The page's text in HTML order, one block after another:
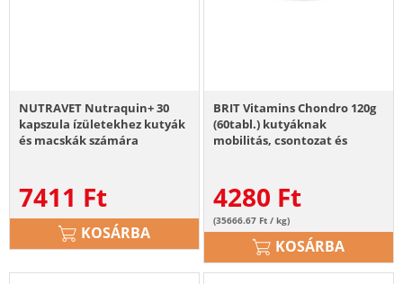
NUTRAVET Nutraquin+ 30
kapszula ízületekhez kutyák
és macskák számára
7411 Ft
KOSÁRBA
BRIT Vitamins Chondro 120g
(60tabl.) kutyáknak
mobilitás, csontozat és
4280 Ft
(35666.67 Ft / kg)
KOSÁRBA